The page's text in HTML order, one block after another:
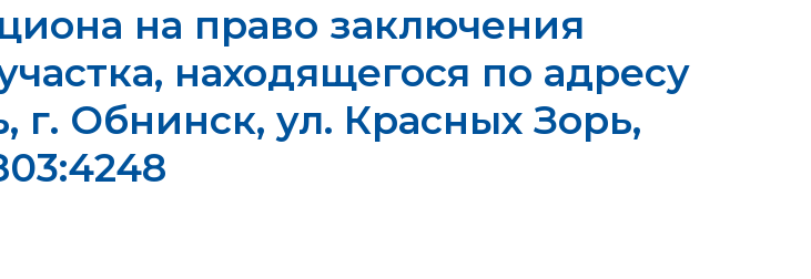
на право заключения
находящегося по адресу
г. Обнинск, ул. Красных Зорь,